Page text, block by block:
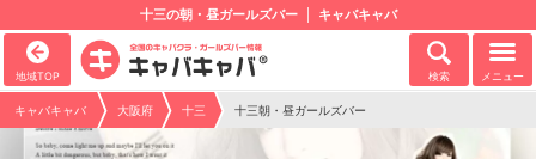
十三の朝・昼ガールズバー キャバキャバ
地域TOP 検索 メニュー
キャバキャバ 大阪府 十三 十三朝・昼ガールズバー